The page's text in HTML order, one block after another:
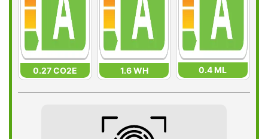
0.27 CO2E 1.6 WH 0.4 ML